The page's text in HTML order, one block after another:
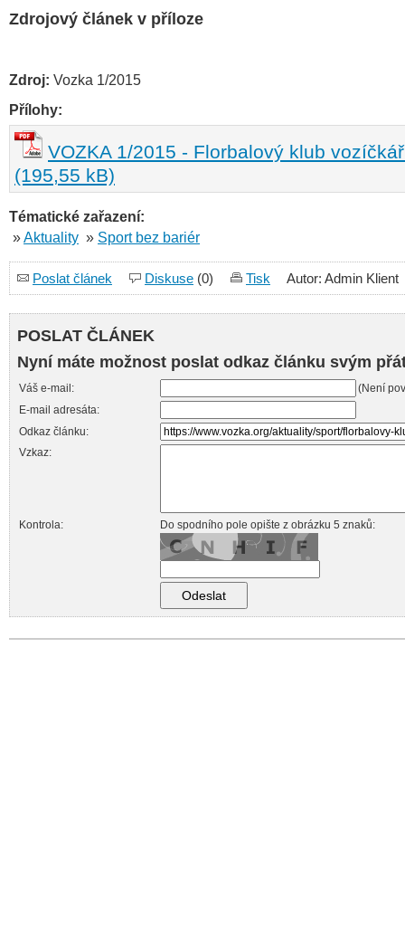
Zdrojový článek v příloze
Zdroj: Vozka 1/2015
Přílohy:
VOZKA 1/2015 - Florbalový klub
(195,55 kB)
Tématické zařazení:
»Aktuality » Sport bez bariér
Poslat článek Diskuse (0) Tisk Autor: Admin Klient
POSLAT ČLÁNEK
Nyní máte možnost poslat odkaz článku svým
Váš e-mail:
(Není
E-mail adresáta:
Odkaz článku:
Vzkaz:
Kontrola: Do spodního pole opište z obrázku 5 znaků: